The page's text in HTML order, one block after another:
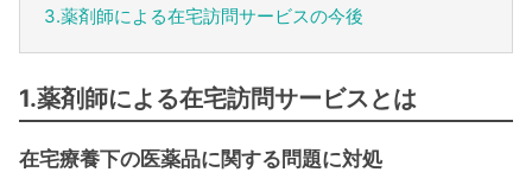
3.薬剤師による在宅訪問サービスの今後
1.薬剤師による在宅訪問サービスとは
在宅療養下の医薬品に関する問題に対処